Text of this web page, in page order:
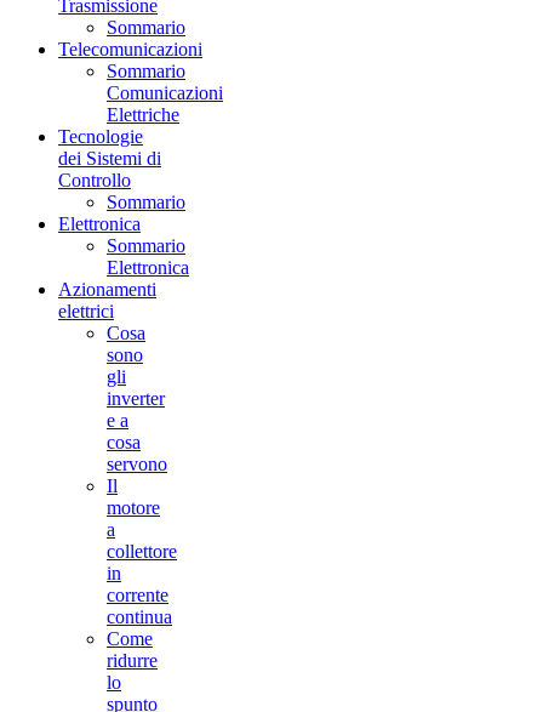
Trasmissione
Sommario
Telecomunicazioni
Sommario
Comunicazioni
Elettriche
Tecnologie
dei Sistemi di
Controllo
Sommario
Elettronica
Sommario
Elettronica
Azionamenti
elettrici
Cosa
sono
gli
inverter
e a
cosa
servono
Il
motore
a
collettore
in
corrente
continua
Come
ridurre
lo
spunto